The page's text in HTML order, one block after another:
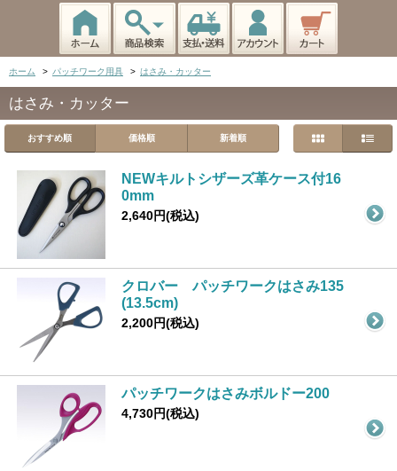
ホーム > パッチワーク用具 > はさみ・カッター
はさみ・カッター
おすすめ順 価格順 新着順
NEWキルトシザーズ革ケース付16
0mm
2,640円(税込)
クロバー パッチワークはさみ135
(13.5cm)
2,200円(税込)
パッチワークはさみボルドー200
4,730円(税込)